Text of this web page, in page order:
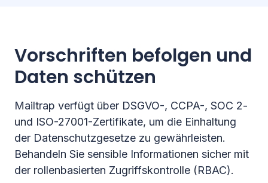
Vorschriften befolgen und
Daten schützen
Mailtrap verfügt über DSGVO-, CCPA-, SOC 2-
und ISO-27001-Zertifikate, um die Einhaltung
der Datenschutzgesetze zu gewährleisten.
Behandeln Sie sensible Informationen sicher mit
der rollenbasierten Zugriffskontrolle (RBAC).